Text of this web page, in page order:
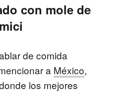
con mole de
de comida
a México,
los mejores